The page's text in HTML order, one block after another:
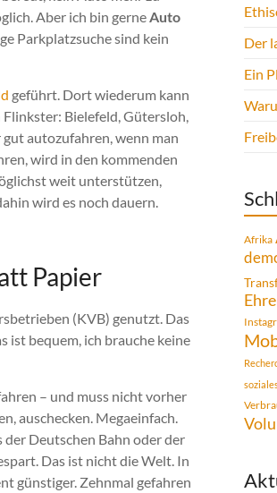
Aber ich bin gerneAuto
Parkplatzsuche sind kein
geführt. Dort wiederum kann
Bielefeld, Gütersloh,
autozufahren, wenn man
wird in den kommenden
weit unterstützen,
wird es noch dauern.
Papier
(KVB) genutzt. Das
ist bequem, ich brauche keine
– und muss nicht vorher
auschecken. Megaeinfach.
der Deutschen Bahn oder der
Das ist nicht die Welt. In
günstiger. Zehnmal gefahren
Der
Ein
Afrika